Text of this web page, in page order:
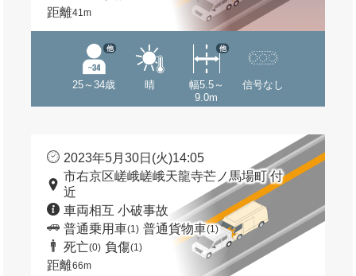
距離41m
25～34歳
他
晴
幅5.5～
9.0m
他
信号なし
2023年5月30日(火)14:05
市右京区嵯峨嵯峨天龍寺芒ノ馬場町 付
近
車両相互 小破事故
普通乗用車(1) 普通貨物車(1)
死亡(0) 負傷(1)
距離66m